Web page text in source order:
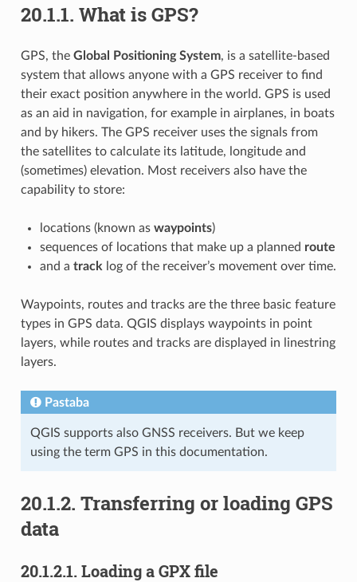
20.1.1. What is GPS?
GPS, the Global Positioning System, is a satellite-based
system that allows anyone with a GPS receiver to find
their exact position anywhere in the world. GPS is used
as an aid in navigation, for example in airplanes, in boats
and by hikers. The GPS receiver uses the signals from
the satellites to calculate its latitude, longitude and
(sometimes) elevation. Most receivers also have the
capability to store:
locations (known as waypoints)
sequences of locations that make up a planned route
and a track log of the receiver’s movement over time.
Waypoints, routes and tracks are the three basic feature
types in GPS data. QGIS displays waypoints in point
layers, while routes and tracks are displayed in linestring
layers.
Pastaba
QGIS supports also GNSS receivers. But we keep
using the term GPS in this documentation.
20.1.2. Transferring or loading GPS
data
20.1.2.1. Loading a GPX file